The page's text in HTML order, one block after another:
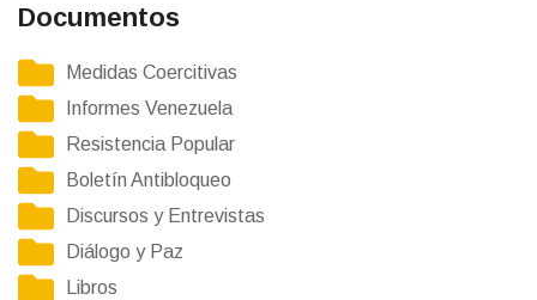
Documentos
Medidas Coercitivas
Informes Venezuela
Resistencia Popular
Boletín Antibloqueo
Discursos y Entrevistas
Diálogo y Paz
Libros